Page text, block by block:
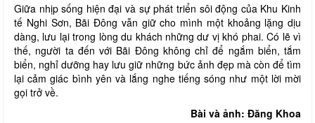
Giữa nhịp sống hiện đại và sự phát triển sôi động của Khu Kinh
tế Nghi Sơn, Bãi Đông vẫn giữ cho mình một khoảng lặng dịu
dàng, lưu lại trong lòng du khách những dư vị khó phai. Có lẽ vì
thế, người ta đến với Bãi Đông không chỉ để ngắm biển, tắm
biển, nghỉ dưỡng hay lưu giữ những bức ảnh đẹp mà còn để tìm
lại cảm giác bình yên và lắng nghe tiếng sóng như một lời mời
gọi trở về.
Bài và ảnh: Đăng Khoa